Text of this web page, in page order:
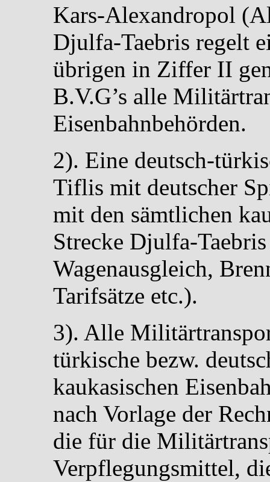
Kars-Alexandropol
Djulfa-Taebris regelt
übrigen in Ziffer II
B.V.G’s alle
Eisenbahnbehörden.
2). Eine deutsch-
Tiflis mit deutscher
mit den sämtlichen
Strecke Djulfa-
Wagenausgleich,
Tarifsätze etc.).
3). Alle
türkische bezw.
kaukasischen
nach Vorlage der
die für die
Verpflegungsmittel,